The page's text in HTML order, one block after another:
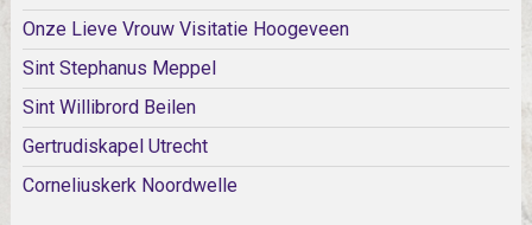
Onze Lieve Vrouw Visitatie Hoogeveen
Sint Stephanus Meppel
Sint Willibrord Beilen
Gertrudiskapel Utrecht
Corneliuskerk Noordwelle